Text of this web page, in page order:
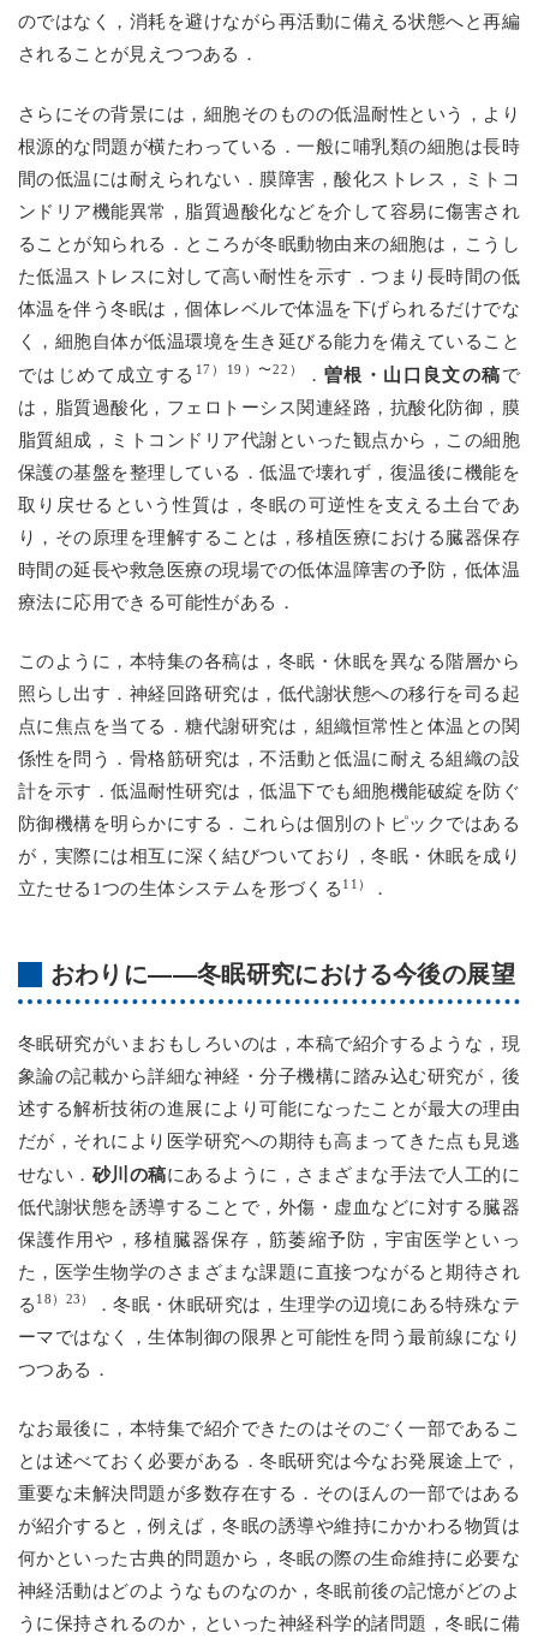
のではなく，消耗を避けながら再活動に備える状態へと再編
されることが見えつつある．
さらにその背景には，細胞そのものの低温耐性という，より
根源的な問題が横たわっている．一般に哺乳類の細胞は長時
間の低温には耐えられない．膜障害，酸化ストレス，ミトコ
ンドリア機能異常，脂質過酸化などを介して容易に傷害され
ることが知られる．ところが冬眠動物由来の細胞は，こうし
た低温ストレスに対して高い耐性を示す．つまり長時間の低
体温を伴う冬眠は，個体レベルで体温を下げられるだけでな
く，細胞自体が低温環境を生き延びる能力を備えていること
ではじめて成立する 17）19）〜22） ． 曽根・山口良文の稿で
は，脂質過酸化，フェロトーシス関連経路，抗酸化防御，膜
脂質組成，ミトコンドリア代謝といった観点から，この細胞
保護の基盤を整理している．低温で壊れず，復温後に機能を
取り戻せるという性質は，冬眠の可逆性を支える土台であ
り，その原理を理解することは，移植医療における臓器保存
時間の延長や救急医療の現場での低体温障害の予防，低体温
療法に応用できる可能性がある．
このように，本特集の各稿は，冬眠・休眠を異なる階層から
照らし出す．神経回路研究は，低代謝状態への移行を司る起
点に焦点を当てる．糖代謝研究は，組織恒常性と体温との関
係性を問う．骨格筋研究は，不活動と低温に耐える組織の設
計を示す．低温耐性研究は，低温下でも細胞機能破綻を防ぐ
防御機構を明らかにする．これらは個別のトピックではある
が，実際には相互に深く結びついており，冬眠・休眠を成り
立たせる1つの生体システムを形づくる 11） ．
おわりに――冬眠研究における今後の展望
冬眠研究がいまおもしろいのは，本稿で紹介するような，現
象論の記載から詳細な神経・分子機構に踏み込む研究が，後
述する解析技術の進展により可能になったことが最大の理由
だが，それにより医学研究への期待も高まってきた点も見逃
せない． 砂川の稿にあるように，さまざまな手法で人工的に
低代謝状態を誘導することで，外傷・虚血などに対する臓器
保護作用や，移植臓器保存，筋萎縮予防，宇宙医学といっ
た，医学生物学のさまざまな課題に直接つながると期待され
る 18）23）
．冬眠・休眠研究は，生理学の辺境にある特殊なテ
ーマではなく，生体制御の限界と可能性を問う最前線になり
つつある．
なお最後に，本特集で紹介できたのはそのごく一部であるこ
とは述べておく必要がある．冬眠研究は今なお発展途上で，
重要な未解決問題が多数存在する．そのほんの一部ではある
が紹介すると，例えば，冬眠の誘導や維持にかかわる物質は
何かといった古典的問題から，冬眠の際の生命維持に必要な
神経活動はどのようなものなのか，冬眠前後の記憶がどのよ
うに保持されるのか，といった神経科学的諸問題，冬眠に備